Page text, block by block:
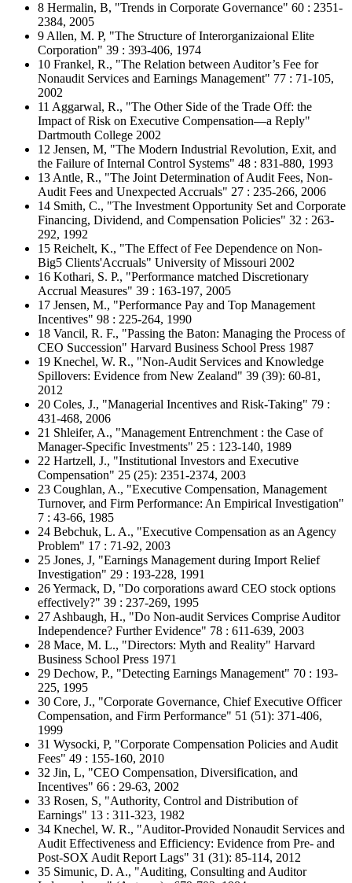
8 Hermalin, B, "Trends in Corporate Governance" 60 : 2351-
2384, 2005
9 Allen, M. P, "The Structure of Interorganizaional Elite
Corporation" 39 : 393-406, 1974
10 Frankel, R., "The Relation between Auditor’s Fee for
Nonaudit Services and Earnings Management" 77 : 71-105,
2002
11 Aggarwal, R., "The Other Side of the Trade Off: the
Impact of Risk on Executive Compensation—a Reply"
Dartmouth College 2002
12 Jensen, M, "The Modern Industrial Revolution, Exit, and
the Failure of Internal Control Systems" 48 : 831-880, 1993
13 Antle, R., "The Joint Determination of Audit Fees, Non-
Audit Fees and Unexpected Accruals" 27 : 235-266, 2006
14 Smith, C., "The Investment Opportunity Set and Corporate
Financing, Dividend, and Compensation Policies" 32 : 263-
292, 1992
15 Reichelt, K., "The Effect of Fee Dependence on Non-
Big5 Clients'Accruals" University of Missouri 2002
16 Kothari, S. P., "Performance matched Discretionary
Accrual Measures" 39 : 163-197, 2005
17 Jensen, M., "Performance Pay and Top Management
Incentives" 98 : 225-264, 1990
18 Vancil, R. F., "Passing the Baton: Managing the Process of
CEO Succession" Harvard Business School Press 1987
19 Knechel, W. R., "Non-Audit Services and Knowledge
Spillovers: Evidence from New Zealand" 39 (39): 60-81,
2012
20 Coles, J., "Managerial Incentives and Risk-Taking" 79 :
431-468, 2006
21 Shleifer, A., "Management Entrenchment : the Case of
Manager-Specific Investments" 25 : 123-140, 1989
22 Hartzell, J., "Institutional Investors and Executive
Compensation" 25 (25): 2351-2374, 2003
23 Coughlan, A., "Executive Compensation, Management
Turnover, and Firm Performance: An Empirical Investigation"
7 : 43-66, 1985
24 Bebchuk, L. A., "Executive Compensation as an Agency
Problem" 17 : 71-92, 2003
25 Jones, J, "Earnings Management during Import Relief
Investigation" 29 : 193-228, 1991
26 Yermack, D, "Do corporations award CEO stock options
effectively?" 39 : 237-269, 1995
27 Ashbaugh, H., "Do Non-audit Services Comprise Auditor
Independence? Further Evidence" 78 : 611-639, 2003
28 Mace, M. L., "Directors: Myth and Reality" Harvard
Business School Press 1971
29 Dechow, P., "Detecting Earnings Management" 70 : 193-
225, 1995
30 Core, J., "Corporate Governance, Chief Executive Officer
Compensation, and Firm Performance" 51 (51): 371-406,
1999
31 Wysocki, P, "Corporate Compensation Policies and Audit
Fees" 49 : 155-160, 2010
32 Jin, L, "CEO Compensation, Diversification, and
Incentives" 66 : 29-63, 2002
33 Rosen, S, "Authority, Control and Distribution of
Earnings" 13 : 311-323, 1982
34 Knechel, W. R., "Auditor-Provided Nonaudit Services and
Audit Effectiveness and Efficiency: Evidence from Pre- and
Post-SOX Audit Report Lags" 31 (31): 85-114, 2012
35 Simunic, D. A., "Auditing, Consulting and Auditor